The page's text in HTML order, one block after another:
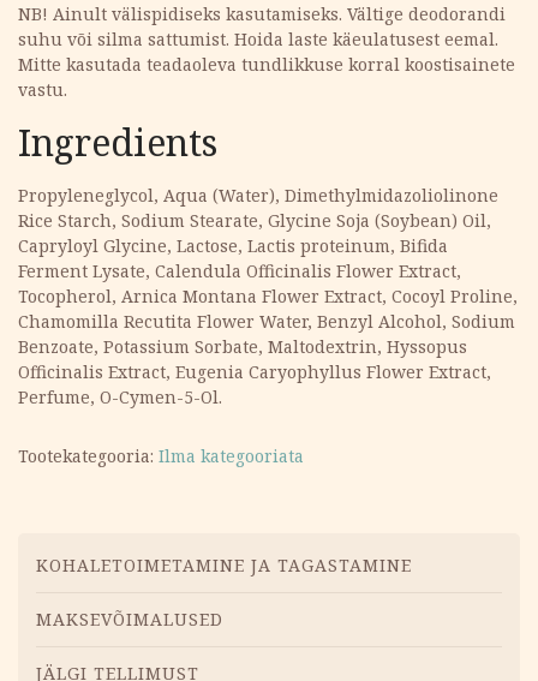
NB! Ainult välispidiseks kasutamiseks. Vältige deodorandi
suhu või silma sattumist. Hoida laste käeulatusest eemal.
Mitte kasutada teadaoleva tundlikkuse korral koostisainete
vastu.
Ingredients
Propyleneglycol, Aqua (Water), Dimethylmidazoliolinone
Rice Starch, Sodium Stearate, Glycine Soja (Soybean) Oil,
Capryloyl Glycine, Lactose, Lactis proteinum, Bifida
Ferment Lysate, Calendula Officinalis Flower Extract,
Tocopherol, Arnica Montana Flower Extract, Cocoyl Proline,
Chamomilla Recutita Flower Water, Benzyl Alcohol, Sodium
Benzoate, Potassium Sorbate, Maltodextrin, Hyssopus
Officinalis Extract, Eugenia Caryophyllus Flower Extract,
Perfume, O-Cymen-5-Ol.
Tootekategooria: Ilma kategooriata
Menüü
KOHALETOIMETAMINE JA TAGASTAMINE
MAKSEVÕIMALUSED
JÄLGI TELLIMUST